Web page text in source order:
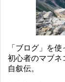
「ブログ」を
初心者のマブネ
自叙伝。